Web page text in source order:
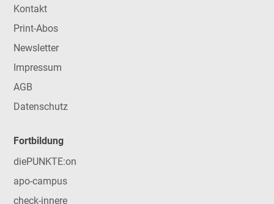
Kontakt
Print-Abos
Newsletter
Impressum
AGB
Datenschutz
Fortbildung
diePUNKTE:on
apo-campus
check-innere